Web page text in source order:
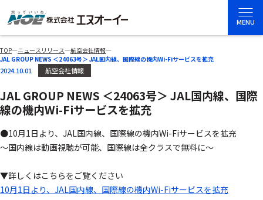
MENU
TOP―ニュースリリース―航空会社情報―
JAL GROUP NEWS ＜24063号＞ JAL国内線、国際線の機内Wi-Fiサービスを拡充
2024.10.01 航空会社情報
JAL GROUP NEWS ＜24063号＞ JAL国内線、国際
線の機内Wi-Fiサービスを拡充
●10月1日より、JAL国内線、国際線の機内Wi-Fiサービスを拡充
～国内線は動画視聴が可能、国際線は全クラスで無料に～
▼詳しくはこちらをご覧ください
10月1日より、JAL国内線、国際線の機内Wi-Fiサービスを拡充